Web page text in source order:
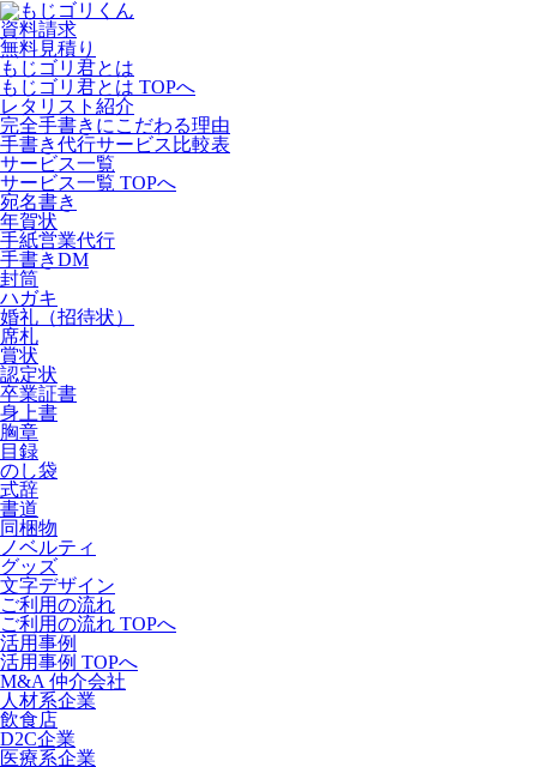
資料請求
無料見積り
もじゴリ君とは
もじゴリ君とは TOPへ
レタリスト紹介
完全手書きにこだわる理由
手書き代行サービス比較表
サービス一覧
サービス一覧 TOPへ
宛名書き
年賀状
手紙営業代行
手書きDM
封筒
ハガキ
婚礼（招待状）
席札
賞状
認定状
卒業証書
身上書
胸章
目録
のし袋
式辞
書道
同梱物
ノベルティ
グッズ
文字デザイン
ご利用の流れ
ご利用の流れ TOPへ
活用事例
活用事例 TOPへ
M&A 仲介会社
人材系企業
飲食店
D2C企業
医療系企業